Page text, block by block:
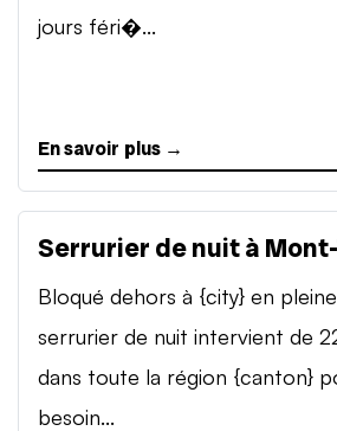
jours féri�...
En savoir plus →
Serrurier de nuit à
Bloqué dehors à {city} en
serrurier de nuit intervient de
dans toute la région {canton}
besoin...